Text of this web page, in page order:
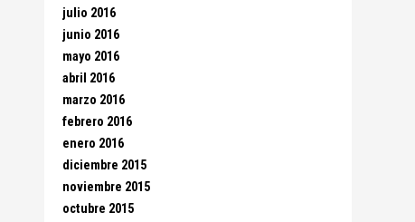
julio 2016
junio 2016
mayo 2016
abril 2016
marzo 2016
febrero 2016
enero 2016
diciembre 2015
noviembre 2015
octubre 2015